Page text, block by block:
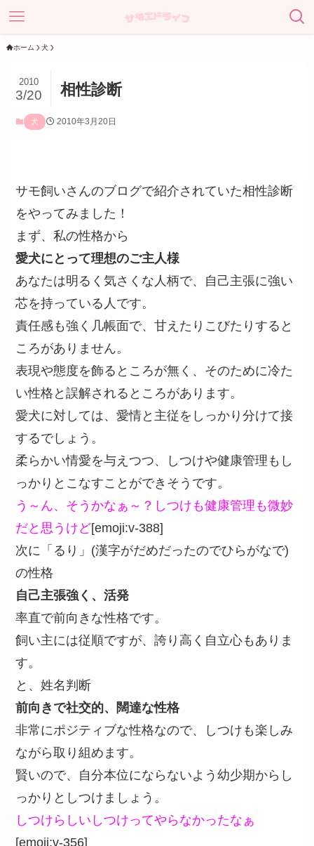
ホーム 犬
相性診断
2010
3/20
犬 2010年3月20日
サモ飼いさんのブログで紹介されていた相性診断
をやってみました！
まず、私の性格から
愛犬にとって理想のご主人様
あなたは明るく気さくな人柄で、自己主張に強い
芯を持っている人です。
責任感も強く几帳面で、甘えたりこびたりすると
ころがありません。
表現や態度を飾るところが無く、そのために冷た
い性格と誤解されるところがあります。
愛犬に対しては、愛情と主従をしっかり分けて接
するでしょう。
柔らかい情愛を与えつつ、しつけや健康管理もし
っかりとこなすことができそうです。
う～ん、そうかなぁ～？しつけも健康管理も微妙
だと思うけど[emoji:v-388]
次に「るり」(漢字がだめだったのでひらがなで)
の性格
自己主張強く、活発
率直で前向きな性格です。
飼い主には従順ですが、誇り高く自立心もありま
す。
と、姓名判断
前向きで社交的、闊達な性格
非常にポジティブな性格なので、しつけも楽しみ
ながら取り組めます。
賢いので、自分本位にならないよう幼少期からし
っかりとしつけましょう。
しつけらしいしつけってやらなかったなぁ
[emoji:v-356]